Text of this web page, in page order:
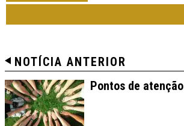
NOTÍCIA ANTERIOR
Pontos de atenção